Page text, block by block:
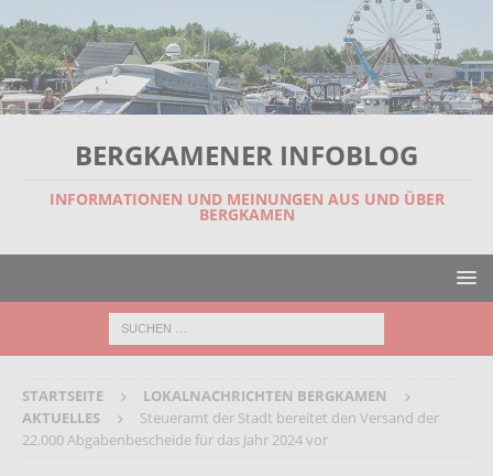
BERGKAMENER INFOBLOG
INFORMATIONEN UND MEINUNGEN AUS UND ÜBER
BERGKAMEN
STARTSEITE
LOKALNACHRICHTEN BERGKAMEN
AKTUELLES
Steueramt der Stadt bereitet den Versand der
22.000 Abgabenbescheide für das Jahr 2024 vor